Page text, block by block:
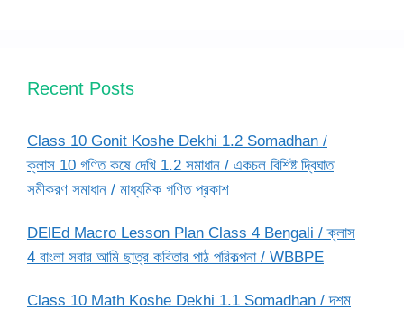
Recent Posts
Class 10 Gonit Koshe Dekhi 1.2 Somadhan /
ক্লাস 10 গণিত কষে দেখি 1.2 সমাধান / একচল বিশিষ্ট দ্বিঘাত
সমীকরণ সমাধান / মাধ্যমিক গণিত প্রকাশ
DElEd Macro Lesson Plan Class 4 Bengali / ক্লাস
4 বাংলা সবার আমি ছাত্র কবিতার পাঠ পরিকল্পনা / WBBPE
Class 10 Math Koshe Dekhi 1.1 Somadhan / দশম